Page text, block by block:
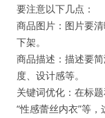
要注意以下几点：
商品图片：图片要
下架。
商品描述：描述要
度、设计感等。
关键词优化：在标
“性感蕾丝内衣”等，